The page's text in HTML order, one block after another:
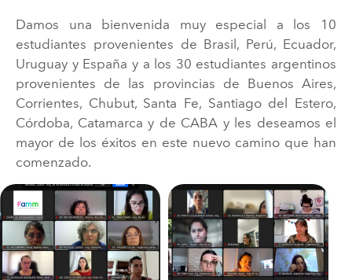
Damos una bienvenida muy especial a los 10
estudiantes provenientes de Brasil, Perú, Ecuador,
Uruguay y España y a los 30 estudiantes argentinos
provenientes de las provincias de Buenos Aires,
Corrientes, Chubut, Santa Fe, Santiago del Estero,
Córdoba, Catamarca y de CABA y les deseamos el
mayor de los éxitos en este nuevo camino que han
comenzado.